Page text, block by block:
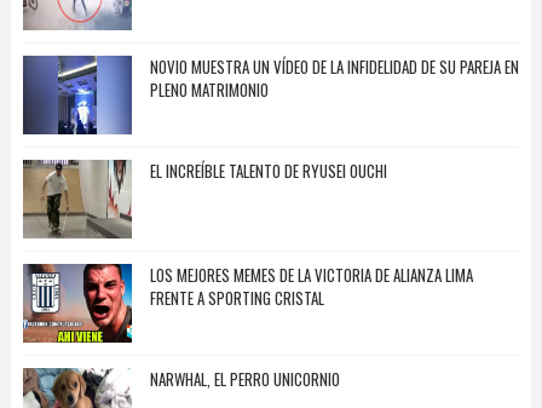
NOVIO MUESTRA UN VÍDEO DE LA INFIDELIDAD DE SU PAREJA EN
PLENO MATRIMONIO
EL INCREÍBLE TALENTO DE RYUSEI OUCHI
LOS MEJORES MEMES DE LA VICTORIA DE ALIANZA LIMA
FRENTE A SPORTING CRISTAL
NARWHAL, EL PERRO UNICORNIO